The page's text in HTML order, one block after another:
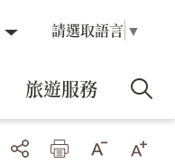
請選取語言 ▼
旅遊服務